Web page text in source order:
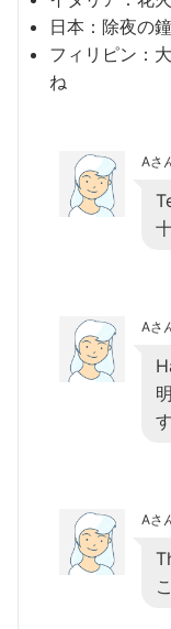
日本：除夜の
フィリピン：
ね
Aさ
Aさ
Aさ